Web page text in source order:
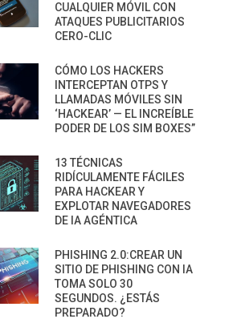
CUALQUIER MÓVIL CON
ATAQUES PUBLICITARIOS
CERO-CLIC
CÓMO LOS HACKERS
INTERCEPTAN OTPS Y
LLAMADAS MÓVILES SIN
‘HACKEAR’ — EL INCREÍBLE
PODER DE LOS SIM BOXES”
13 TÉCNICAS
RIDÍCULAMENTE FÁCILES
PARA HACKEAR Y
EXPLOTAR NAVEGADORES
DE IA AGÉNTICA
PHISHING 2.0:CREAR UN
SITIO DE PHISHING CON IA
TOMA SOLO 30
SEGUNDOS. ¿ESTÁS
PREPARADO?